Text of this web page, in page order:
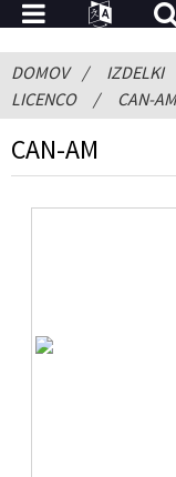
DOMOV IZDELKI
LICENCO
CAN-AM
CAN-AM